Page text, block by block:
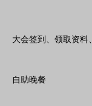
大会签到、领取资料
自助晚餐